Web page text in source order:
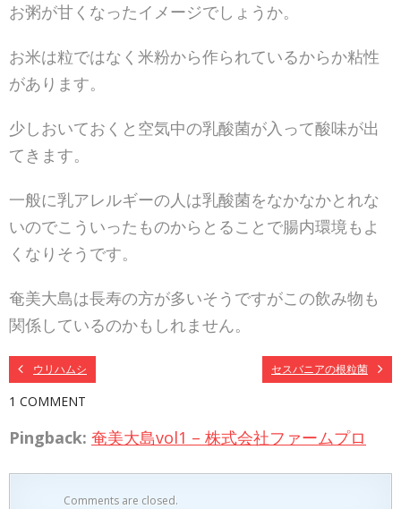
お粥が甘くなったイメージでしょうか。
お米は粒ではなく米粉から作られているからか粘性
があり ます。
少しおいておくと空気中の乳酸菌が入って酸味が出
てきます。
一般に乳アレルギーの人は乳酸菌をなかなかとれな
いのでこういったものからとることで腸内環境もよ
くなりそうです。
奄美大島は長寿の方が多いそうですがこの飲み物も
関係しているのかもしれません。
ウリハムシ セスバニアの根粒菌
1 COMMENT
Pingback: 奄美大島vol1 – 株式会社ファームプロ
Comments are closed.